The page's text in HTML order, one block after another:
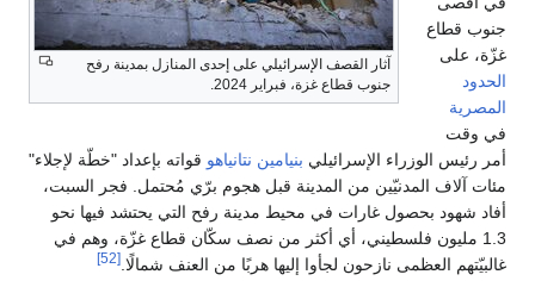
آثار القصف الإسرائيلي على إحدى المنازل بمدينة رفح
جنوب قطاع غزة، فبراير 2024.
جنوب قطاع
غزّة، على
الحدود
المصرية
في وقت
أمر رئيس الوزراء الإسرائيلي بنيامين نتانياهو قواته بإعداد "خطّة لإجلاء"
مئات آلاف المدنيّين من المدينة قبل هجوم برّي مُحتمل. فجر السبت،
أفاد شهود بحصول غارات في محيط مدينة رفح التي يحتشد فيها نحو
1.3 مليون فلسطيني، أي أكثر من نصف سكّان قطاع غزّة، وهم في
غالبيّتهم العظمى نازحون لجأوا إليها هربًا من العنف شمالًا. [52]